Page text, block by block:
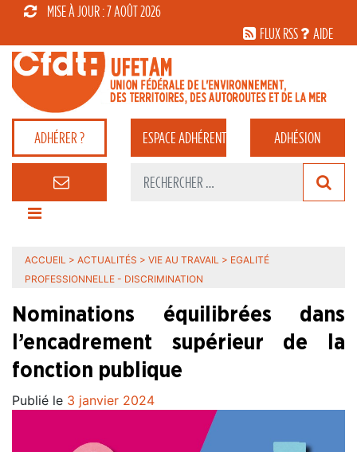
MISE À JOUR : 7 AOÛT 2026
FLUX RSS
AIDE
ADHÉRER ? ESPACEADHÉRENT ADHÉSION
ACCUEIL > ACTUALITÉS > VIE AU TRAVAIL > EGALITÉ
PROFESSIONNELLE - DISCRIMINATION
Nominations équilibrées dans
l’encadrement supérieur de la
fonction publique
Publié le 3 janvier 2024